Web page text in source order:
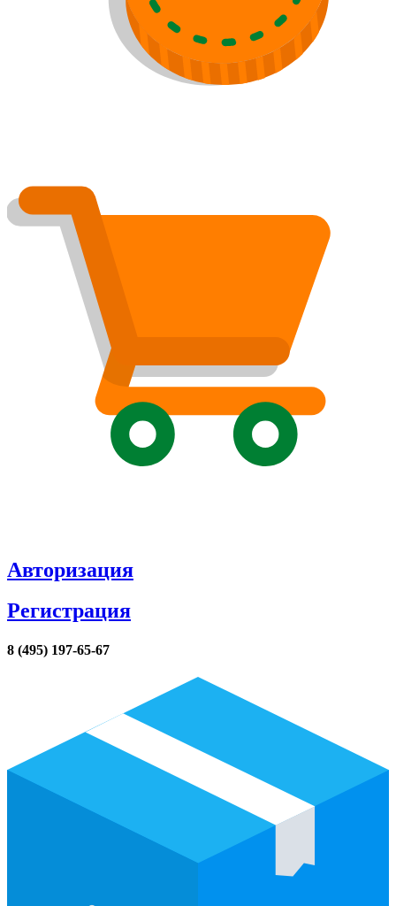
Авторизация
Регистрация
8 (495) 197-65-67